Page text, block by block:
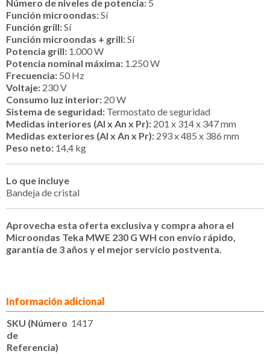
Número de niveles de potencia: 5
Función microondas:Sí
Función grill:Sí
Función microondas + grill:Sí
Potencia grill: 1.000 W
Potencia nominal máxima: 1.250 W
Frecuencia: 50 Hz
Voltaje: 230 V
Consumo luz interior: 20 W
Sistema de seguridad: Termostato de seguridad
Medidas interiores (Al x An x Pr): 201 x 314 x 347 mm
Medidas exteriores (Al x An x Pr): 293 x 485 x 386 mm
Peso neto: 14,4 kg
Lo que incluye
Bandeja de cristal
Aprovecha esta oferta exclusiva y compra ahora el
Microondas Teka MWE 230 G WH con envío rápido,
garantía de 3 años y el mejor servicio postventa.
Información adicional
SKU (Número
de
Referencia)
1417